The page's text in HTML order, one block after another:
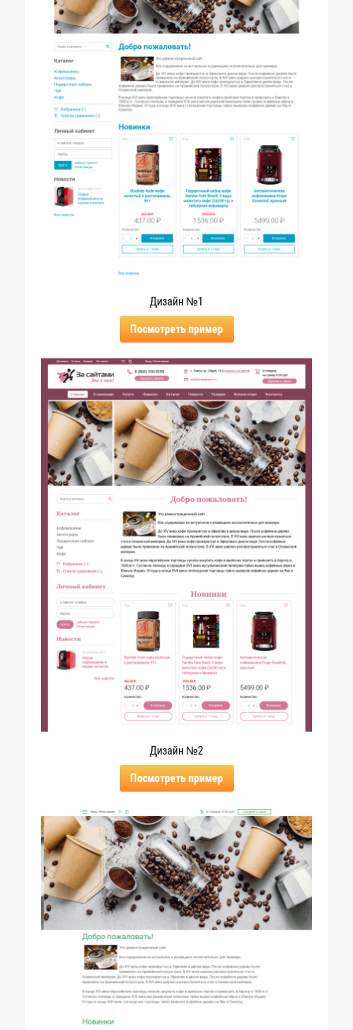
Дизайн №1
Посмотреть пример
Дизайн №2
Посмотреть пример